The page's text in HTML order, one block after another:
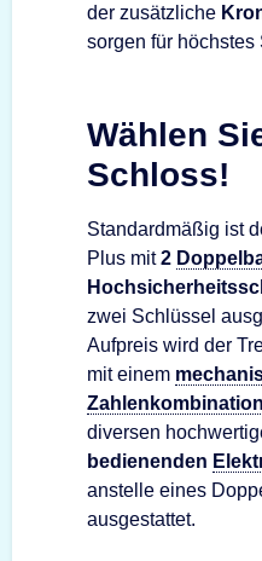
der zusätzliche
sorgen für
Wählen
Schloss!
Standardmäßig ist
Plus mit2
zwei Schlüssel
Aufpreis wird der
mit einem
diversen
bedienenden
anstelle eines
ausgestattet.